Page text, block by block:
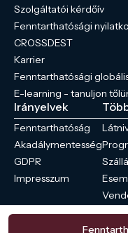
Szolgáltatói kérdőív
Fenntarthatósági
CROSSDEST
Karrier
Fenntarthatósági
E-learning - tanuljon
Irányelvek
Fenntarthatóság
Akadálymentesség
GDPR
Impresszum
Hírek